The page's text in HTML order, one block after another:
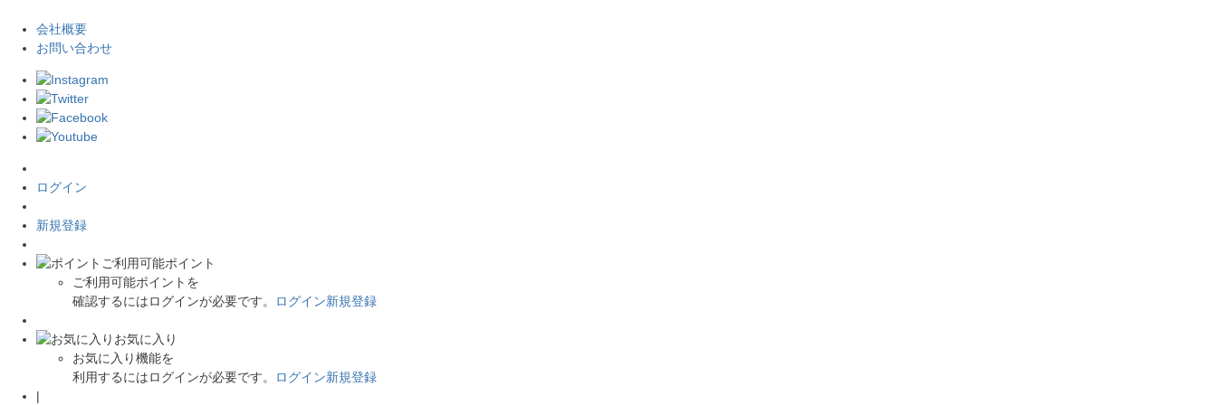
会社概要
お問い合わせ
ログイン
新規登録
ご利用可能ポイント
ご利用可能ポイントを
確認するにはログインが必要です。
ログイン新規登録
お気に入り
お気に入り機能を
利用するにはログインが必要です。
ログイン新規登録
|